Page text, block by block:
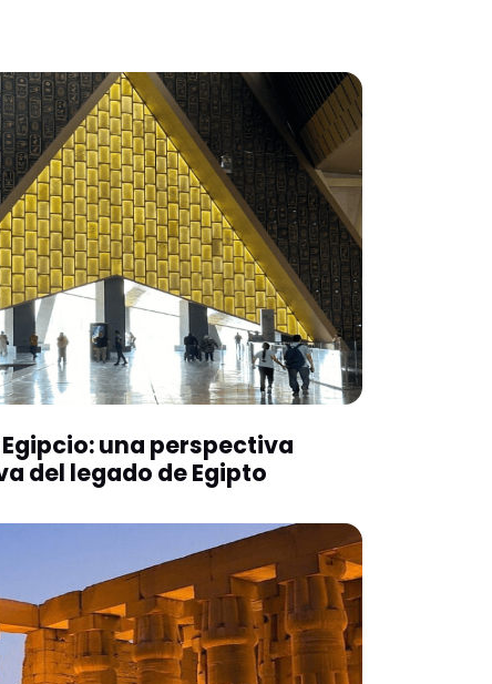
Egipcio: una perspectiva
del legado de Egipto